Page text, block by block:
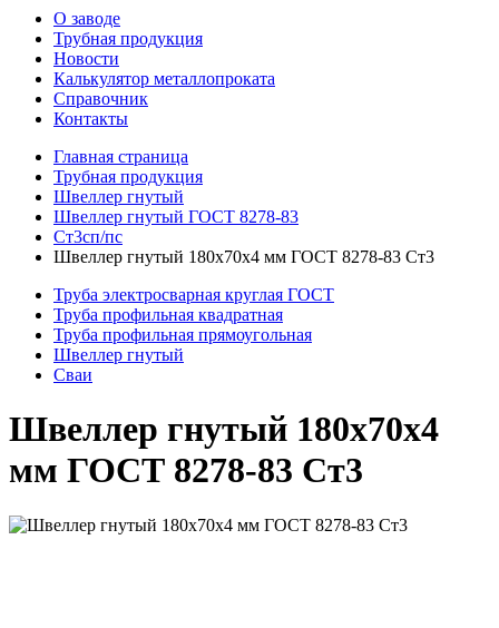
О заводе
Трубная продукция
Новости
Калькулятор металлопроката
Справочник
Контакты
Главная страница
Трубная продукция
Швеллер гнутый
Швеллер гнутый ГОСТ 8278-83
Ст3сп/пс
Швеллер гнутый 180x70x4 мм ГОСТ 8278-83 Ст3
Труба электросварная круглая ГОСТ
Труба профильная квадратная
Труба профильная прямоугольная
Швеллер гнутый
Сваи
Швеллер гнутый 180x70x4
мм ГОСТ 8278-83 Ст3